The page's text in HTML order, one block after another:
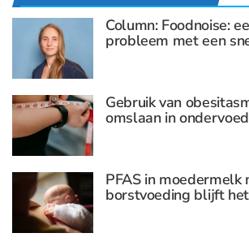
Column: Foodnoise:
probleem met een
Gebruik van
omslaan in
PFAS in moedermelk
borstvoeding blijft